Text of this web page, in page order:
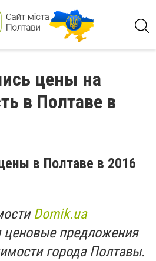
цены на
в Полтаве в
в Полтаве в 2016
Domik.ua
ценовые предложения
города Полтавы.